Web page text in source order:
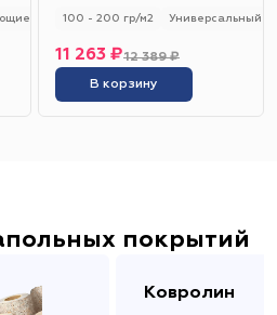
250 - 280 гр/м2 Универсальный
100 - 200 гр/м2 Универсальный
12 389 ₽
11 263 ₽
В корзину
покрытий
Ковролин